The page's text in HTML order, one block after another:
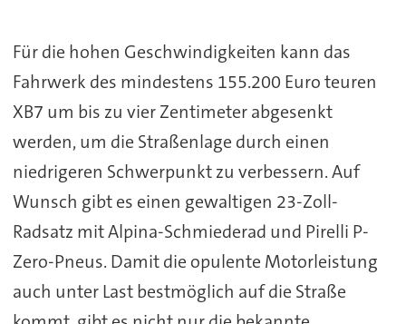
Für die hohen Geschwindigkeiten kann das
Fahrwerk des mindestens 155.200 Euro teuren
XB7 um bis zu vier Zentimeter abgesenkt
werden, um die Straßenlage durch einen
niedrigeren Schwerpunkt zu verbessern. Auf
Wunsch gibt es einen gewaltigen 23-Zoll-
Radsatz mit Alpina-Schmiederad und Pirelli P-
Zero-Pneus. Damit die opulente Motorleistung
auch unter Last bestmöglich auf die Straße